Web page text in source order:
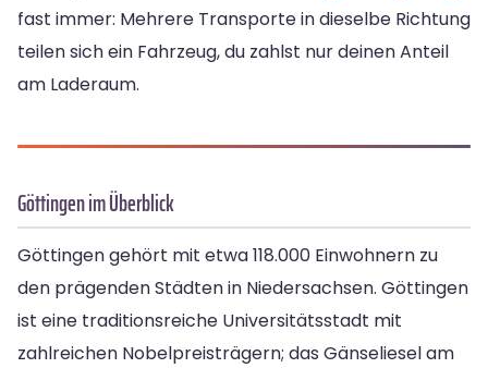
fast immer: Mehrere Transporte in dieselbe Richtung
teilen sich ein Fahrzeug, du zahlst nur deinen Anteil
am Laderaum.
Göttingen im Überblick
Göttingen gehört mit etwa 118.000 Einwohnern zu
den prägenden Städten in Niedersachsen. Göttingen
ist eine traditionsreiche Universitätsstadt mit
zahlreichen Nobelpreisträgern; das Gänseliesel am